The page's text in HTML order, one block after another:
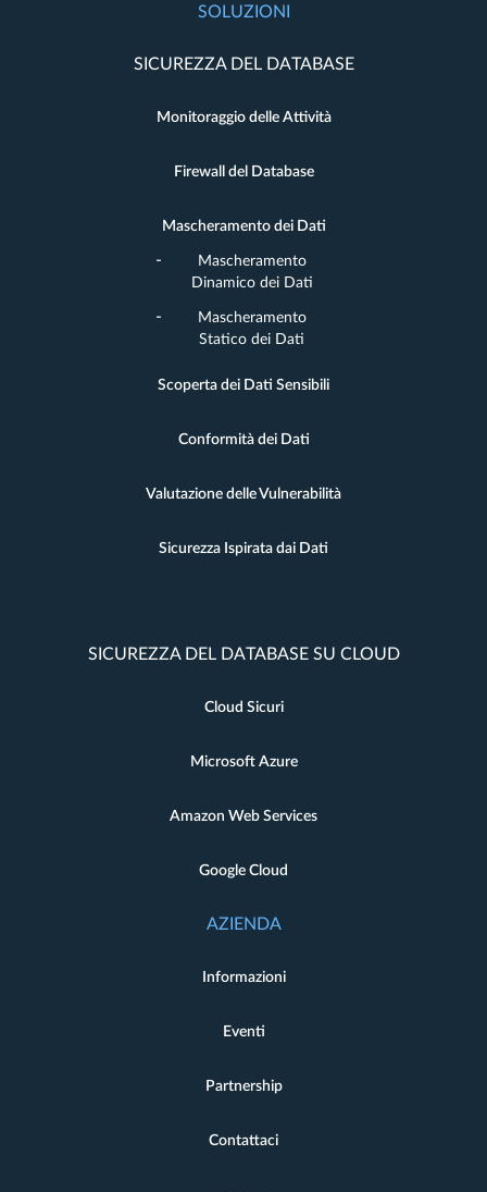
SOLUZIONI
SICUREZZA DEL DATABASE
Monitoraggio delle Attività
Firewall del Database
Mascheramento dei Dati
Mascheramento
Dinamico dei Dati
Mascheramento
Statico dei Dati
Scoperta dei Dati Sensibili
Conformità dei Dati
Valutazione delle Vulnerabilità
Sicurezza Ispirata dai Dati
SICUREZZA DEL DATABASE SU CLOUD
Cloud Sicuri
Microsoft Azure
Amazon Web Services
Google Cloud
AZIENDA
Informazioni
Eventi
Partnership
Contattaci